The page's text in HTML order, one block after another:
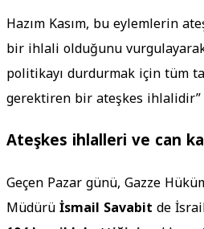
Hazım Kasım, bu eylemlerin
bir ihlali olduğunu
politikayı durdurmak için tüm
gerektiren bir ateşkes ihlalidir”
Ateşkes ihlalleri ve can
Geçen Pazar günü, Gazze
Müdürüİsmail Savabitde